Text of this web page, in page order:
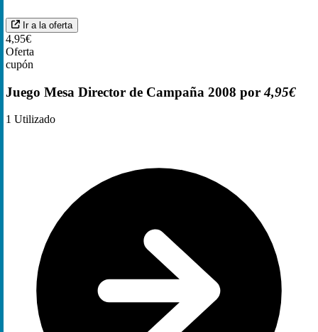
Ir a la oferta
4,95€
Oferta
cupón
Juego Mesa Director de Campaña 2008 por4,95€
1 Utilizado